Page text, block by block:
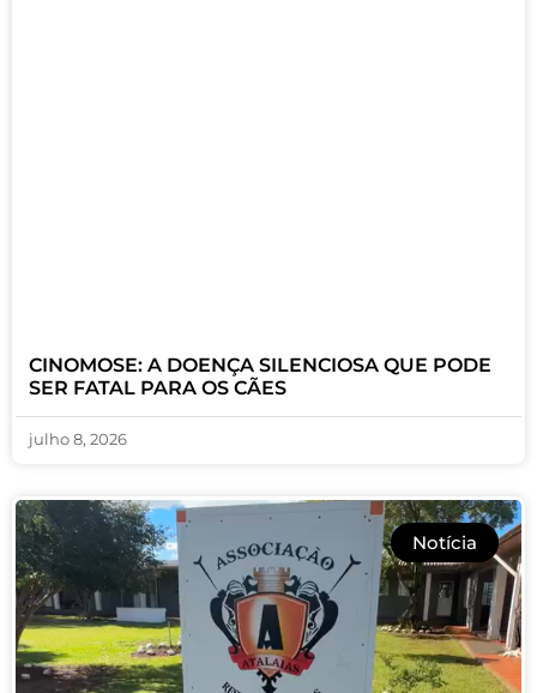
CINOMOSE: A DOENÇA SILENCIOSA QUE PODE
SER FATAL PARA OS CÃES
julho 8, 2026
Notícia